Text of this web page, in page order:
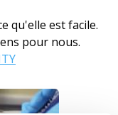
qu'elle est facile.
pour nous.